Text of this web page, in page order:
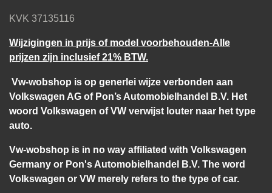
KVK 37135116
Wijzigingen in prijs of model voorbehouden-Alle
prijzen zijn inclusief 21% BTW.
Vw-wobshop is op generlei wijze verbonden aan
Volkswagen AG of Pon’s Automobielhandel B.V. Het
woord Volkswagen of VW verwijst louter naar het type
auto.
Vw-wobshop is in no way affiliated with Volkswagen
Germany or Pon's Automobielhandel B.V. The word
Volkswagen or VW merely refers to the type of car.